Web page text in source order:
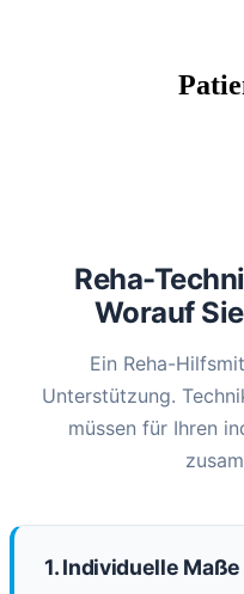
Reha-
Worauf
Ein Reha-
Unterstützung.
müssen für Ihren
1. Individuelle Maße